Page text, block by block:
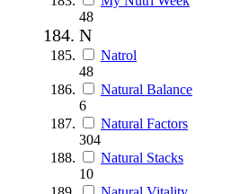
48
N
Natrol
48
Natural Balance
6
Natural Factors
304
Natural Stacks
10